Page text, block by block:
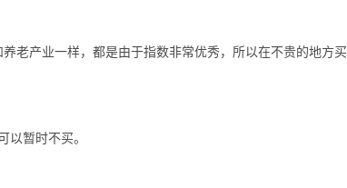
老产业一样，都是由于指数非常优秀，所以在不贵的地方买
暂时不买。